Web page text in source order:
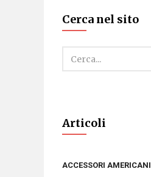
Cerca nel sito
Cerca
Articoli
ACCESSORI AMERICANI